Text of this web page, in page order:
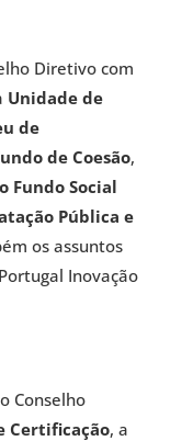
Diretivo com
Unidade de
de
de Coesão,
Fundo Social
Pública e
os assuntos
Inovação
Conselho
Certificação, a